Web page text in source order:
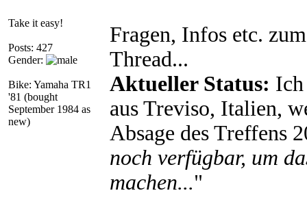
Take it easy!
Posts: 427
Gender:
Bike: Yamaha TR1
'81 (bought
September 1984 as
new)
Fragen, Infos etc.
Thread...
Aktueller Status:
aus Treviso, Italien,
Absage des Treffens
noch verfügbar, um
machen..."